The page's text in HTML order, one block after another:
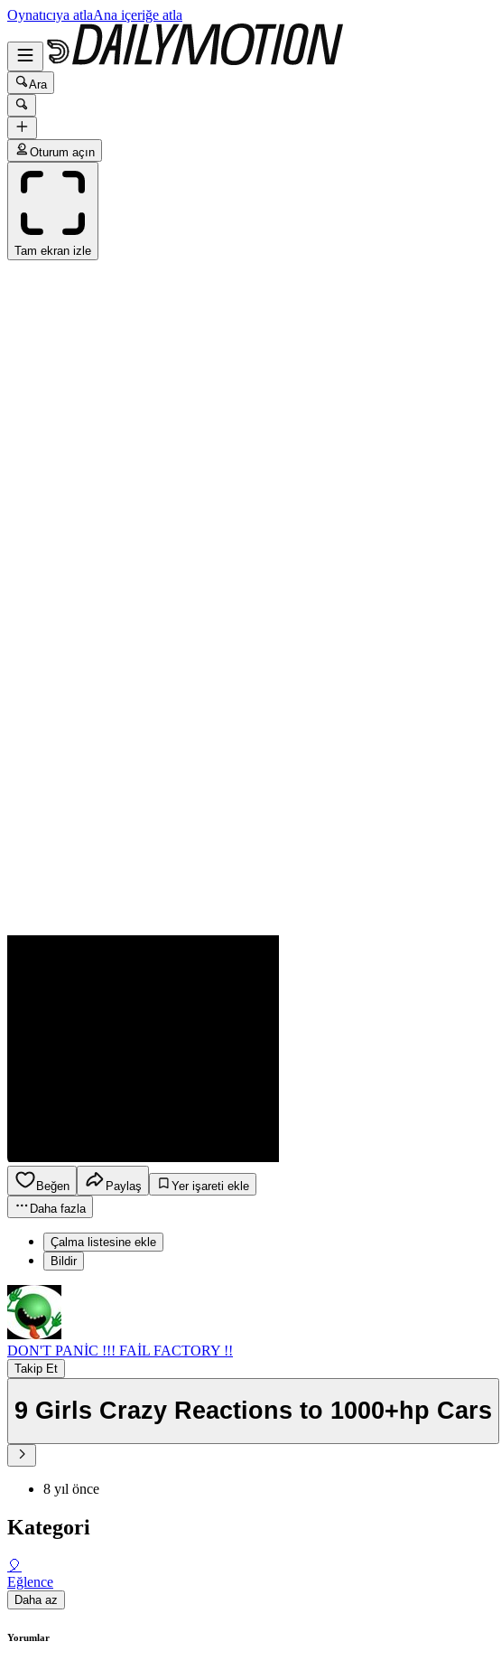
Oynatıcıya atlaAna içeriğe atla
Ara
Oturum açın
Tam ekran izle
Beğen Paylaş
Yer işareti ekle
Daha fazla
Çalma listesine ekle
Bildir
DON'T PANİC !!! FAİL FACTORY !!
Takip Et
9 Girls Crazy Reactions to 1000+hp Cars
8 yıl önce
Kategori
🎈
Eğlence
Daha az
Yorumlar